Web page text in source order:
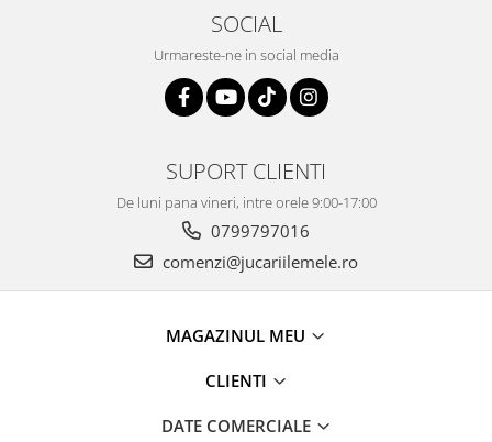
SOCIAL
Urmareste-ne in social media
SUPORT CLIENTI
De luni pana vineri, intre orele 9:00-17:00
0799797016
comenzi@jucariilemele.ro
MAGAZINUL MEU
CLIENTI
DATE COMERCIALE